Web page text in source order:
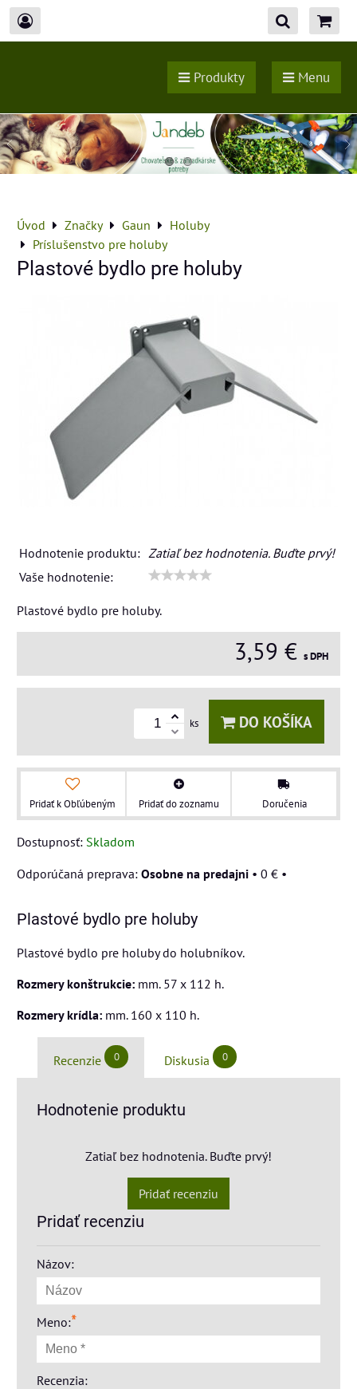
Produkty Menu
Úvod Značky Gaun
Holuby
Príslušenstvo pre holuby
Plastové bydlo pre holuby
Hodnotenie produktu: Zatiaľ bez hodnotenia. Buďte prvý!
Vaše hodnotenie:
Plastové bydlo pre holuby.
3,59 € s DPH
ks DO KOŠÍKA
Pridať k Obľúbeným Pridať do zoznamu Doručenia
Dostupnosť: Skladom
Osobne na predajni • 0 € •
Plastové bydlo pre holuby
Plastové bydlo pre holuby do holubníkov.
Rozmery konštrukcie: mm. 57 x 112 h.
Rozmery krídla: mm. 160 x 110 h.
Recenzie 0 Diskusia 0
Hodnotenie produktu
Zatiaľ bez hodnotenia. Buďte prvý!
Pridať recenziu
Pridať recenziu
Názov:
Meno:*
Recenzia: